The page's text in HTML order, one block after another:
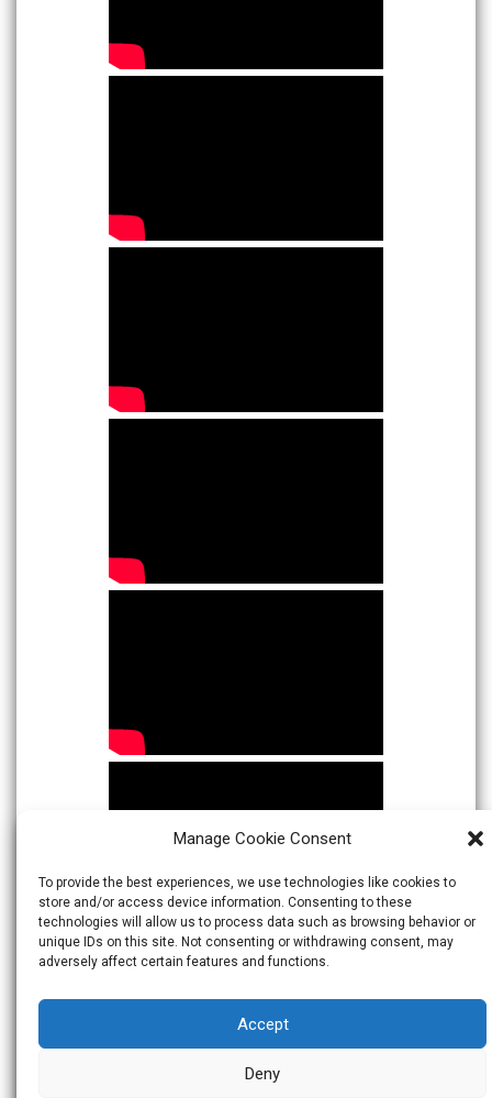
Manage Cookie Consent
To provide the best experiences, we use technologies like cookies to
store and/or access device information. Consenting to these
technologies will allow us to process data such as browsing behavior or
unique IDs on this site. Not consenting or withdrawing consent, may
adversely affect certain features and functions.
Accept
Deny